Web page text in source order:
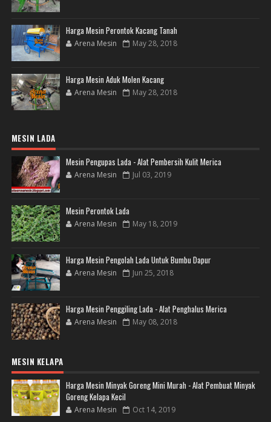
Harga Mesin Perontok Kacang Tanah
Arena Mesin May 28, 2018
Harga Mesin Aduk Molen Kacang
Arena Mesin May 28, 2018
MESIN LADA
Mesin Pengupas Lada - Alat Pembersih Kulit Merica
Arena Mesin Jul 03, 2019
Mesin Perontok Lada
Arena Mesin May 18, 2019
Harga Mesin Pengolah Lada Untuk Bumbu Dapur
Arena Mesin Jun 25, 2018
Harga Mesin Penggiling Lada - Alat Penghalus Merica
Arena Mesin May 08, 2018
MESIN KELAPA
Harga Mesin Minyak Goreng Mini Murah - Alat Pembuat Minyak
Goreng Kelapa Kecil
Arena Mesin Oct 14, 2019